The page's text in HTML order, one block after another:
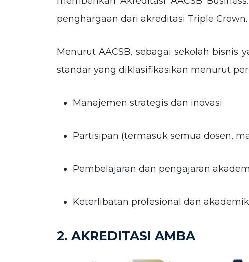
penghargaan dari akreditasi Triple Crown.
Menurut AACSB, sebagai sekolah
standar yang diklasifikasikan menurut
Manajemen strategis dan inovasi;
Partisipan (termasuk semua dosen,
Pembelajaran dan pengajaran
Keterlibatan profesional dan
2. AKREDITASI AMBA